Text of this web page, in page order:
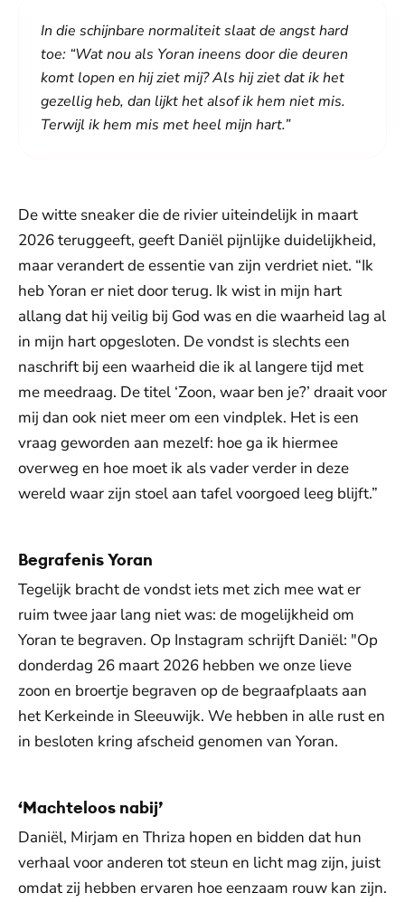
In die schijnbare normaliteit slaat de angst hard
toe: “Wat nou als Yoran ineens door die deuren
komt lopen en hij ziet mij? Als hij ziet dat ik het
gezellig heb, dan lijkt het alsof ik hem niet mis.
Terwijl ik hem mis met heel mijn hart.”
De witte sneaker die de rivier uiteindelijk in maart
2026 teruggeeft, geeft Daniël pijnlijke duidelijkheid,
maar verandert de essentie van zijn verdriet niet. “Ik
heb Yoran er niet door terug. Ik wist in mijn hart
allang dat hij veilig bij God was en die waarheid lag al
in mijn hart opgesloten. De vondst is slechts een
naschrift bij een waarheid die ik al langere tijd met
me meedraag. De titel ‘Zoon, waar ben je?’ draait voor
mij dan ook niet meer om een vindplek. Het is een
vraag geworden aan mezelf: hoe ga ik hiermee
overweg en hoe moet ik als vader verder in deze
wereld waar zijn stoel aan tafel voorgoed leeg blijft.”
Begrafenis Yoran
Tegelijk bracht de vondst iets met zich mee wat er
ruim twee jaar lang niet was: de mogelijkheid om
Yoran te begraven. Op Instagram schrijft Daniël: "Op
donderdag 26 maart 2026 hebben we onze lieve
zoon en broertje begraven op de begraafplaats aan
het Kerkeinde in Sleeuwijk. We hebben in alle rust en
in besloten kring afscheid genomen van Yoran.
‘Machteloos nabij’
Daniël, Mirjam en Thriza hopen en bidden dat hun
verhaal voor anderen tot steun en licht mag zijn, juist
omdat zij hebben ervaren hoe eenzaam rouw kan zijn.